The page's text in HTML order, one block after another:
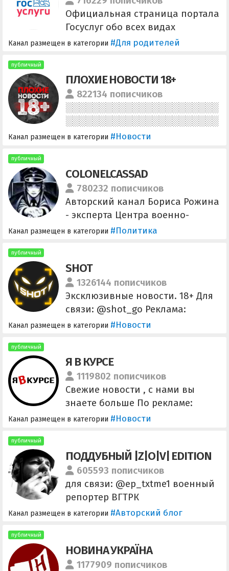
Официальная страница портала
Госуслуг обо всех видах
господдержки для родителей.
Дзен:
dzen.ru/gosuslugiforparents
Рутуб: rutube.ru/u/gosuslugi
Ютуб: youtube.com/@gosuslugi
Канал размещен в категории #Для родителей
публичный
ПЛОХИЕ НОВОСТИ 18+
822134 пописчиков
Канал размещен в категории #Новости
публичный
COLONELCASSAD
780232 пописчиков
Авторский канал Бориса Рожина
- эксперта Центра военно-
политической журналистики.
Тоталитарной Пропаганды"
http://colonelcassad.livejournal.c
om/ По поводу разбанов писать
сюда colonel.cassad@bk.ru
Канал размещен в категории #Политика
публичный
SHOT
1326144 пописчиков
Эксклюзивные новости. 18+ Для
связи: @shot_go Реклама:
@reklama_newsmedia SHOT
Канал размещен в категории #Новости
публичный
Я В КУРСЕ
1119802 пописчиков
Свежие новости , с нами вы
знаете больше По рекламе:
@nicolesmm @ivkyrse (оплата)
https://t.me/+2cJLh6ccgfViMDI6
Канал размещен в категории #Новости
публичный
ПОДДУБНЫЙ |Z|О|V| EDITION
605593 пописчиков
для связи: @ep_txtme1 военный
репортер ВГТРК
https://t.me/epoddubny
33/
https://www.youtube.com/epoddu
Канал размещен в категории #Авторский блог
публичный
НОВИНА УКРАЇНА
1177909 пописчиков